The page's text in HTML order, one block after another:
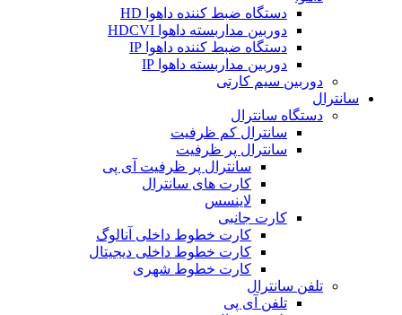
دستگاه ضبط کننده داهوا HD
دوربین مداربسته داهوا HDCVI
دستگاه ضبط کننده داهوا IP
دوربین مداربسته داهوا IP
دوربین سیم کارتی
سانترال
دستگاه سانترال
سانترال کم ظرفیت
سانترال پر ظرفیت
سانترال پر ظرفیت آی پی
کارت های سانترال
لاینسس
کارت جانبی
کارت خطوط داخلی آنالوگ
کارت خطوط داخلی دیجیتال
کارت خطوط شهری
تلفن سانترال
تلفن آی پی